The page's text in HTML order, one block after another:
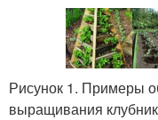
Рисунок 1. Примеры
выращивания